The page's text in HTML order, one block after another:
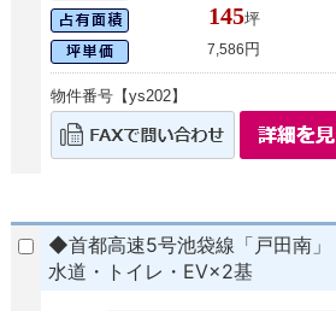
145坪
7,586円
物件番号【ys202】
◆首都高速5号池袋線「戸田南
水道・トイレ・EV×2基